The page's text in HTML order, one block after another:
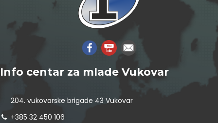
Info centar za mlade Vukovar
204. vukovarske brigade 43 Vukovar
+385 32 450 106